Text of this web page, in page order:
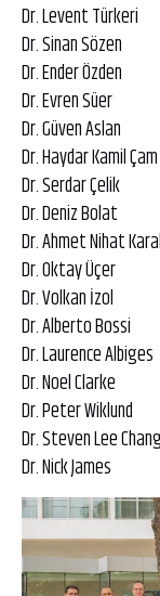
Dr. Levent Türkeri
Dr. Sinan Sözen
Dr. Ender Özden
Dr. Evren Süer
Dr. Güven Aslan
Dr. Haydar Kamil Çam
Dr. Serdar Çelik
Dr. Deniz Bolat
Dr. Ahmet Nihat
Dr. Oktay Üçer
Dr. Volkan İzol
Dr. Alberto Bossi
Dr. Laurence Albiges
Dr. Noel Clarke
Dr. Peter Wiklund
Dr. Steven Lee Chang
Dr. Nick James